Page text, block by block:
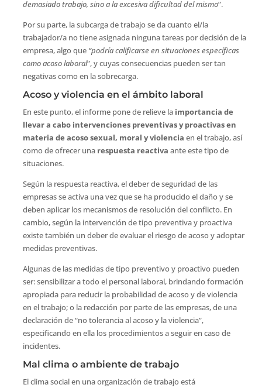
demasiado trabajo, sino a la excesiva dificultad del mismo”.
Por su parte, la subcarga de trabajo se da cuanto el/la
trabajador/a no tiene asignada ninguna tareas por decisión de la
empresa, algo que “podría calificarse en situaciones específicas
como acoso laboral”, y cuyas consecuencias pueden ser tan
negativas como en la sobrecarga.
Acoso y violencia en el ámbito laboral
En este punto, el informe pone de relieve la importancia de
llevar a cabo intervenciones preventivas y proactivas en
materia de acoso sexual, moral y violencia en el trabajo, así
como de ofrecer unarespuesta reactiva ante este tipo de
situaciones.
Según la respuesta reactiva, el deber de seguridad de las
empresas se activa una vez que se ha producido el daño y se
deben aplicar los mecanismos de resolución del conflicto. En
cambio, según la intervención de tipo preventiva y proactiva
existe también un deber de evaluar el riesgo de acoso y adoptar
medidas preventivas.
Algunas de las medidas de tipo preventivo y proactivo pueden
ser: sensibilizar a todo el personal laboral, brindando formación
apropiada para reducir la probabilidad de acoso y de violencia
en el trabajo; o la redacción por parte de las empresas, de una
declaración de “no tolerancia al acoso y la violencia”,
especificando en ella los procedimientos a seguir en caso de
incidentes.
Mal clima o ambiente de trabajo
El clima social en una organización de trabajo está